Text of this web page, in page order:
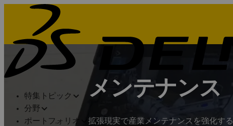
特集トピック
分野
ポートフォリオ
メンテナンス
拡張現実で産業メンテナンスを強化する